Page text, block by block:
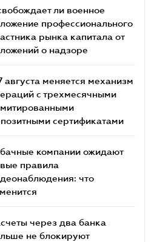
ли военное
профессионального
рынка капитала от
о надзоре
августа меняется механизм
с трехмесячными
сертификатами
компании ожидают
правила
что
через два банка
не блокируют